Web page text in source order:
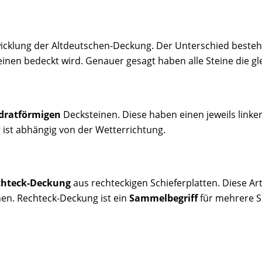
der Altdeutschen-Deckung. Der Unterschied
bedeckt wird. Genauer gesagt haben alle Steine die
Decksteinen. Diese haben einen jeweils
ist abhängig von der Wetterrichtung.
Deckungaus rechteckigen Schieferplatten. Diese
Rechteck-Deckung ist einSammelbegrifffür mehrere